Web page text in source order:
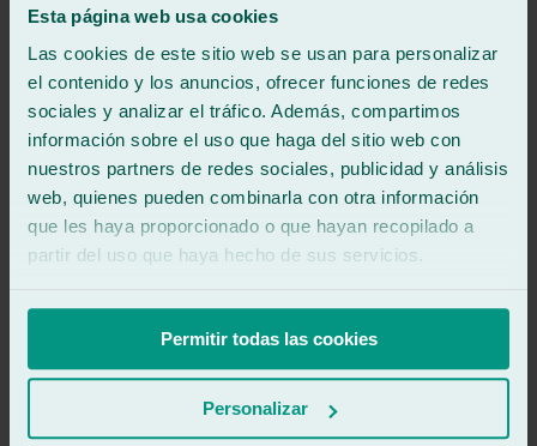
Esta página web usa cookies
Las cookies de este sitio web se usan para personalizar
el contenido y los anuncios, ofrecer funciones de redes
sociales y analizar el tráfico. Además, compartimos
información sobre el uso que haga del sitio web con
nuestros partners de redes sociales, publicidad y análisis
web, quienes pueden combinarla con otra información
que les haya proporcionado o que hayan recopilado a
partir del uso que haya hecho de sus servicios.
Permitir todas las cookies
Personalizar
Ver reseña
natalia mayor fontanilla
Reseña de
Google
Hace 1 año
Ver reseña
Muchísimas gracias por gestionar la reparación en vuestro taller de
Alcorcón, habiendo avisado con tampoco tiempo. Magnífica
resolución del problema.
Ver reseña
aN
Reseña de
Google
cambiar la luna delantera vamos dos mañanas perdidas